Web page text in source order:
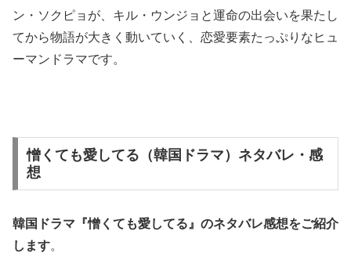
ン・ソクピョが、キル・ウンジョと運命の出会いを果たし
てから物語が大きく動いていく、恋愛要素たっぷりなヒュ
ーマンドラマです。
憎くても愛してる（韓国ドラマ）ネタバレ・感
想
韓国ドラマ『憎くても愛してる』のネタバレ感想をご紹介
します。